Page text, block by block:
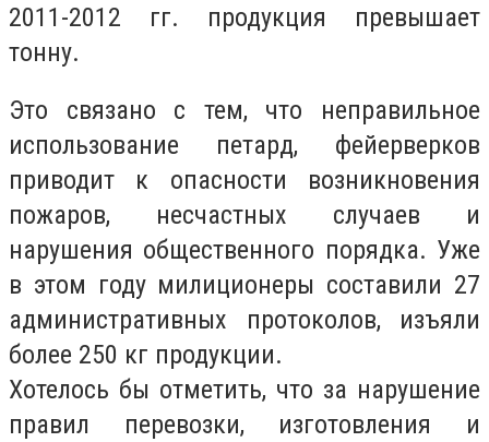
2011-2012 гг. продукция превышает
тонну.
Это связано с тем, что неправильное
использование петард, фейерверков
приводит к опасности возникновения
пожаров, несчастных случаев и
нарушения общественного порядка. Уже
в этом году милиционеры составили 27
административных протоколов, изъяли
более 250 кг продукции.
Хотелось бы отметить, что за нарушение
правил перевозки, изготовления и